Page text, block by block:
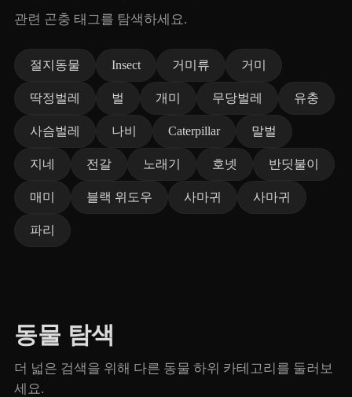
관련 곤충 태그를 탐색하세요.
절지동물 Insect 거미류 거미
딱정벌레 벌 개미 무당벌레 유충
사슴벌레 나비 Caterpillar 말벌
지네 전갈 노래기 호넷 반딧불이
매미 블랙 위도우 사마귀 사마귀
파리
동물 탐색
더 넓은 검색을 위해 다른 동물 하위 카테고리를 둘러보
세요.